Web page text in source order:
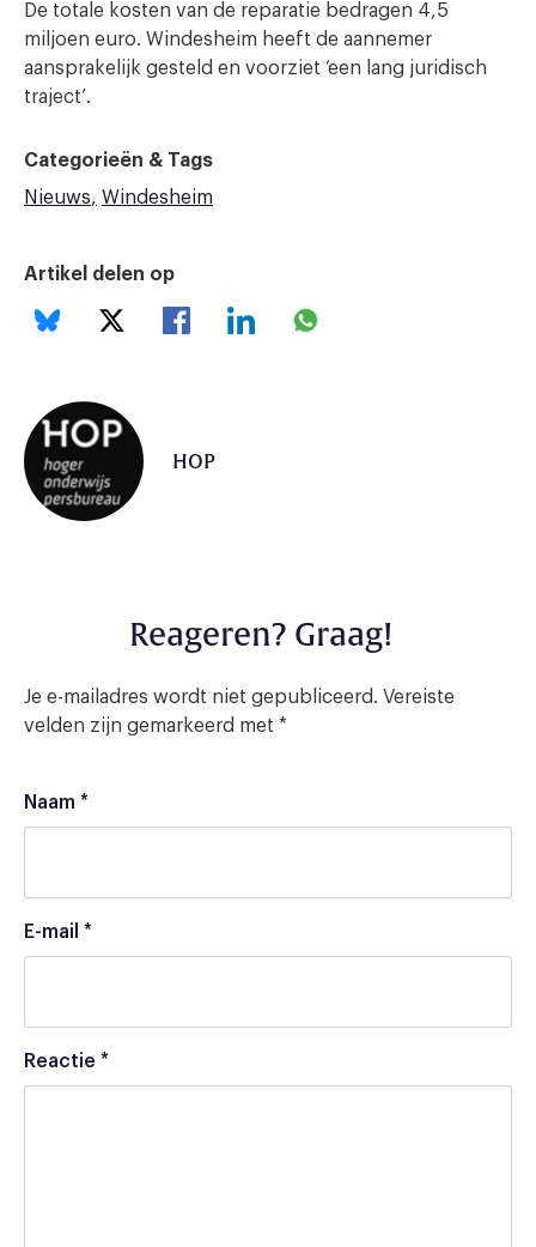
De totale kosten van de reparatie bedragen 4,5
miljoen euro. Windesheim heeft de aannemer
aansprakelijk gesteld en voorziet ‘een lang juridisch
traject’.
Categorieën & Tags
Nieuws
Windesheim
Artikel delen op
HOP
Reageren? Graag!
Je e-mailadres wordt niet gepubliceerd. Vereiste
velden zijn gemarkeerd met *
Naam *
E-mail *
Reactie *